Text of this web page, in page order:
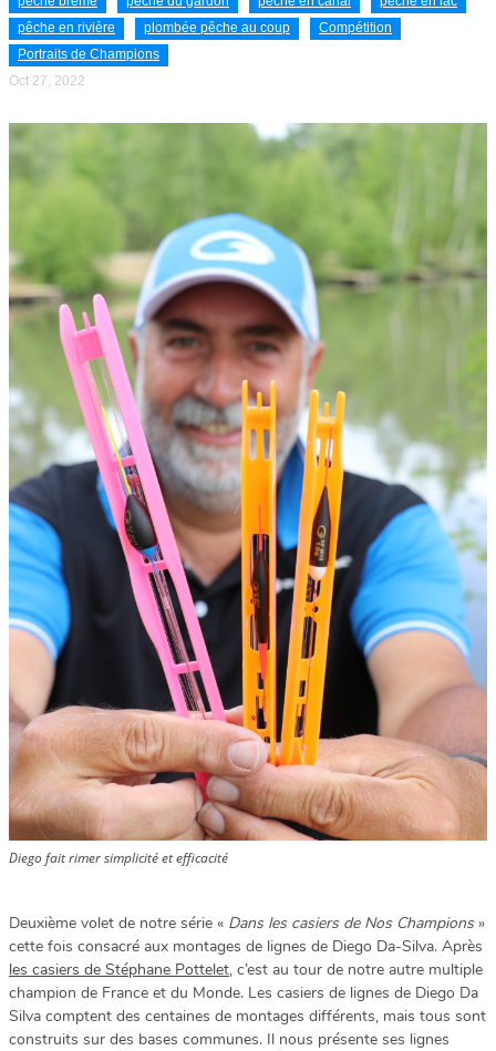
pêche en rivière
plombée pêche au coup
Compétition
Portraits de Champions
Oct 27, 2022
Diego fait rimer simplicité et efficacité
Deuxième volet de notre série « Dans les casiers de Nos Champions»
cette fois consacré aux montages de lignes de Diego Da-Silva. Après
les casiers de Stéphane Pottelet, c’est au tour de notre autre multiple
champion de France et du Monde. Les casiers de lignes de Diego Da
Silva comptent des centaines de montages différents, mais tous sont
construits sur des bases communes. Il nous présente ses lignes